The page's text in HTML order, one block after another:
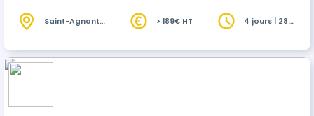
observe, décrit, analyse sa situation de travail et
Saint-Agnant
> 189€ HT
4 jours | 28